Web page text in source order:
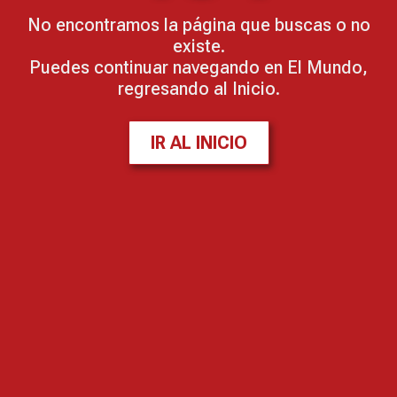
No encontramos la página que buscas o no
existe.
Puedes continuar navegando en El Mundo,
regresando al Inicio.
IR AL INICIO